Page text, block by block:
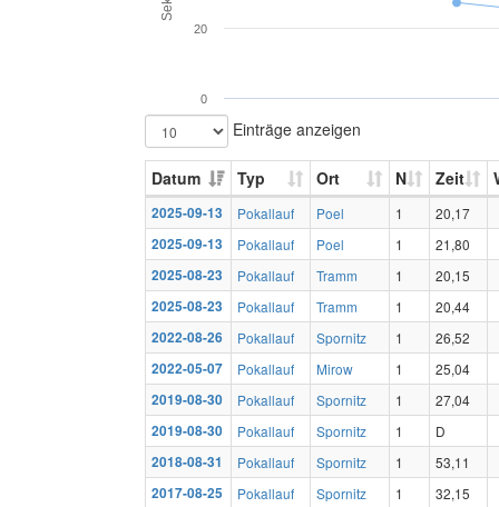
0
20
Einträge anzeigen
Datum Typ Ort N Zeit
2025-09-13 Pokallauf Poel 1
20,17
2025-09-13
Pokallauf Poel 1
21,80
2025-08-23
Pokallauf Tramm 1
20,15
2025-08-23
Pokallauf Tramm 1
20,44
2022-08-26
Pokallauf Spornitz 1
26,52
2022-05-07
Pokallauf Mirow 1
25,04
2019-08-30
Pokallauf Spornitz 1
27,04
2019-08-30
Pokallauf Spornitz 1
D
2018-08-31
Pokallauf Spornitz 1
53,11
2017-08-25
Pokallauf Spornitz 1 32,15